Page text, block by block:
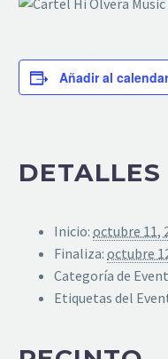
Añadir al
DETALLES
Inicio: octubre 11,
Finaliza: octubre
Categoría de
Etiquetas del